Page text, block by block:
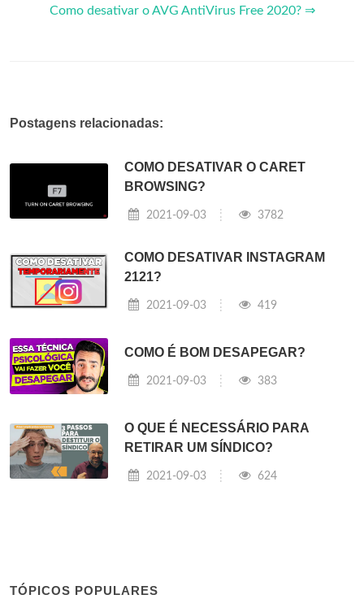
Como desativar o AVG AntiVirus Free 2020? ⇒
Postagens relacionadas:
COMO DESATIVAR O CARET
BROWSING?
2021-09-03 3782
COMO DESATIVAR INSTAGRAM
2121?
2021-09-03 419
COMO É BOM DESAPEGAR?
2021-09-03 383
O QUE É NECESSÁRIO PARA
RETIRAR UM SÍNDICO?
2021-09-03 624
TÓPICOS POPULARES